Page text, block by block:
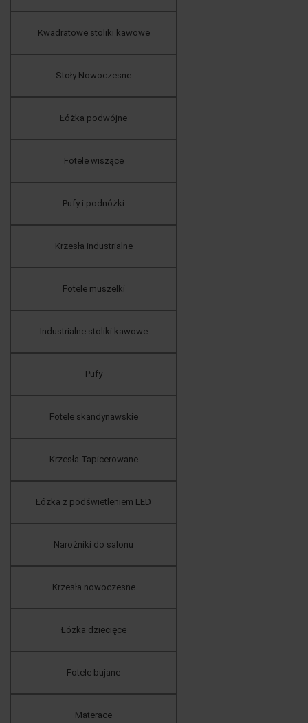
Kwadratowe stoliki kawowe
Stoły Nowoczesne
Łóżka podwójne
Fotele wiszące
Pufy i podnóżki
Krzesła industrialne
Fotele muszelki
Industrialne stoliki kawowe
Pufy
Fotele skandynawskie
Krzesła Tapicerowane
Łóżka z podświetleniem LED
Narożniki do salonu
Krzesła nowoczesne
Łóżka dziecięce
Fotele bujane
Materace